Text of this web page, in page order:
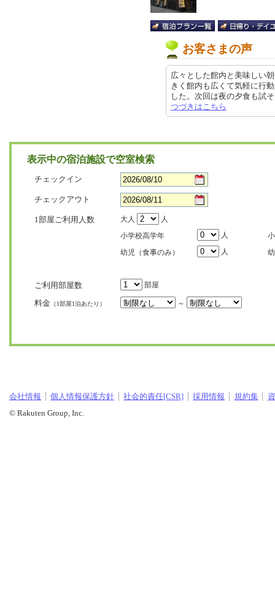
お客さまの声
広々とした館内と美味しい
きく館内も広くて気軽に行
した。次回は夜の夕食も試
つづきはこちら
表示中の宿泊施設で空室検索
チェックイン
チェックアウト
1部屋ご利用人数 大人
人
小学校高学年
人
幼児（食事のみ）
人
ご利用部屋数 部屋
料金 （1部屋1泊あたり） ～
会社情報 個人情報保護方針 社会的責任[CSR] 採用情報 規約集
© Rakuten Group, Inc.